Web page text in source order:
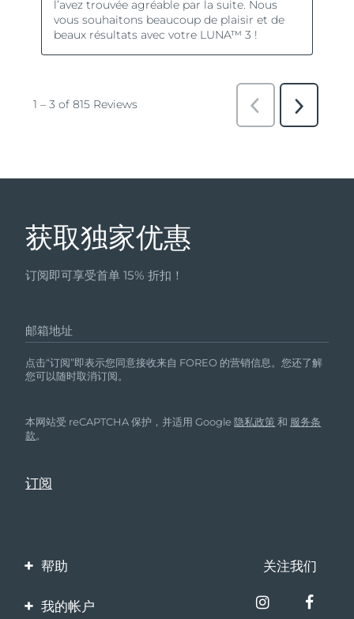
获取独家优惠
订阅即可享受首单 15% 折扣！
邮箱地址
点击“订阅”即表示您同意接收来自 FOREO 的营销信息。您还了解
您可以随时取消订阅。
本网站受 reCAPTCHA 保护，并适用 Google隐私政策 和 服务条
款。
帮助
联系我们
关注我们
我的帐户